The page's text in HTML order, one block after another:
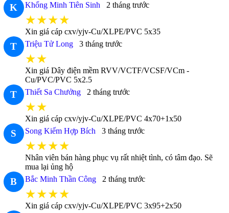
K Khổng Minh Tiên Sinh 2 tháng trước
★★★★
Xin giá cáp cxv/yjv-Cu/XLPE/PVC 5x35
T Triệu Tử Long 3 tháng trước
★★
Xin giá Dây điện mềm RVV/VCTF/VCSF/VCm -
Cu/PVC/PVC 5x2.5
T Thiết Sa Chưởng 2 tháng trước
★★
Xin giá cáp cxv/yjv-Cu/XLPE/PVC 4x70+1x50
S Song Kiếm Hợp Bích 3 tháng trước
★★★★
Nhân viên bán hàng phục vụ rất nhiệt tình, có tâm đạo. Sẽ
mua lại ủng hộ
B Bắc Minh Thần Công 2 tháng trước
★★★★
Xin giá cáp cxv/yjv-Cu/XLPE/PVC 3x95+2x50